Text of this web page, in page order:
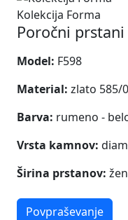
Kolekcija Forma
Poročni prstani
Model: F598
Material: zlato 585/
Barva: rumeno -
Vrsta kamnov:
Širina prstanov:
Povpraševanje